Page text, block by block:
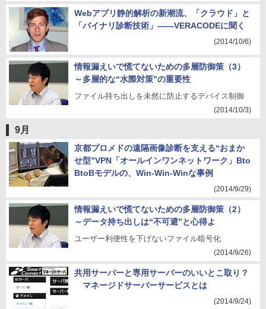
Webアプリ静的解析の新潮流、「クラウド」と
「バイナリ診断技術」――VERACODEに聞く
(2014/10/6)
情報漏えいで慌てないための多層防御策（3）
～多層的な“水際対策”の重要性
ファイル持ち出しを未然に防止するデバイス制御
(2014/10/3)
9月
京都プロメドの遠隔画像診断を支える“おまか
せ型”VPN「オールインワンネットワーク」Bto
BtoBモデルの、Win-Win-Winな事例
(2014/9/29)
情報漏えいで慌てないための多層防御策（2）
～データ持ち出しは“不可避”と心得よ
ユーザー利便性を下げないファイル暗号化
(2014/9/26)
共用サーバーと専用サーバーのいいとこ取り？
マネージドサーバーサービスとは
(2014/9/24)